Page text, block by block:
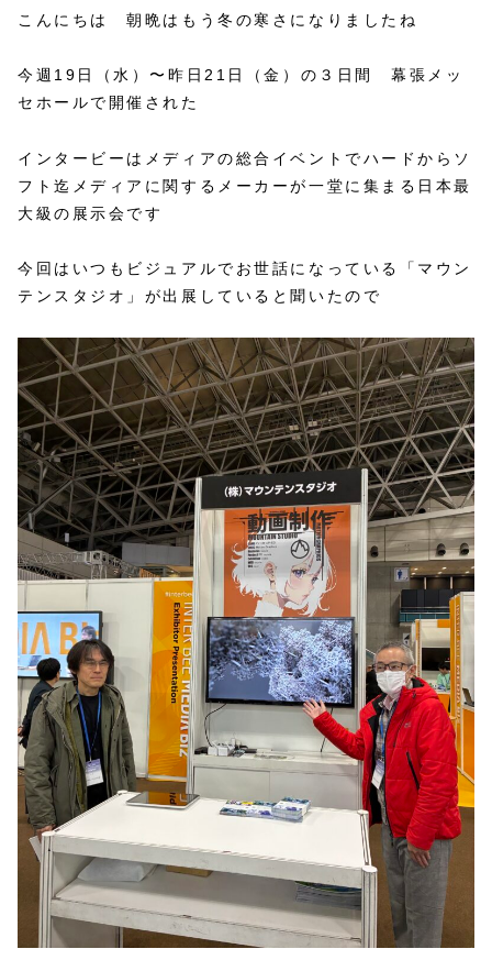
こんにちは 朝晩はもう冬の寒さになりましたね
今週19日（水）〜昨日21日（金）の３日間 幕張メッ
セホールで開催された
インタービーはメディアの総合イベントでハードからソ
フト迄メディアに関するメーカーが一堂に集まる日本最
大級の展示会です
今回はいつもビジュアルでお世話になっている「マウン
テンスタジオ」が出展していると聞いたので